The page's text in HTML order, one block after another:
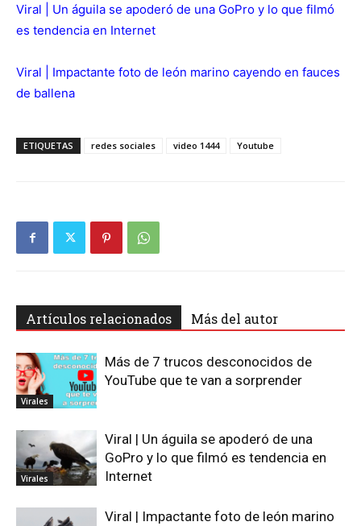
Viral | Un águila se apoderó de una GoPro y lo que filmó
es tendencia en Internet
Viral | Impactante foto de león marino cayendo en fauces
de ballena
ETIQUETAS redes sociales video 1444 Youtube
Artículos relacionados Más del autor
Virales
Más de 7 trucos desconocidos de
YouTube que te van a sorprender
Virales
Viral | Un águila se apoderó de una
GoPro y lo que filmó es tendencia en
Internet
Viral | Impactante foto de león marino